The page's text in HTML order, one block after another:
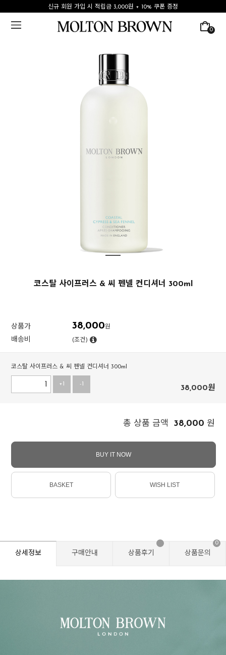
신규 회원 가입 시 적립금 3,000원 + 10% 쿠폰 증정
0
코스탈 사이프러스 & 씨 펜넬 컨디셔너 300ml
상품가 38,000원
배송비 (조건)
코스탈 사이프러스 & 씨 펜넬 컨디셔너 300ml
+1 -1 38,000원
총 상품 금액 38,000 원
BUY IT NOW
BASKET WISH LIST
상세정보 구매안내 상품후기 상품문의
0